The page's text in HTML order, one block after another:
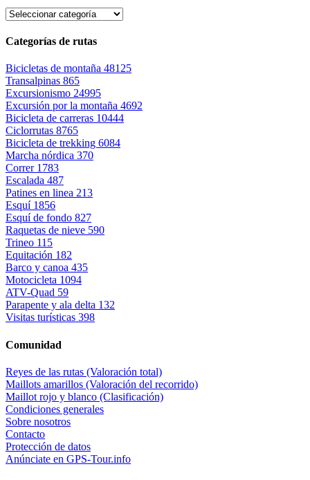
Categorías de rutas
Bicicletas de montaña 48125
Transalpinas 865
Excursionismo 24995
Excursión por la montaña 4692
Bicicleta de carreras 10444
Ciclorrutas 8765
Bicicleta de trekking 6084
Marcha nórdica 370
Correr 1783
Escalada 487
Patines en linea 213
Esquí 1856
Esquí de fondo 827
Raquetas de nieve 590
Trineo 115
Equitación 182
Barco y canoa 435
Motocicleta 1094
ATV-Quad 59
Parapente y ala delta 132
Visitas turísticas 398
Comunidad
Reyes de las rutas (Valoración total)
Maillots amarillos (Valoración del recorrido)
Maillot rojo y blanco (Clasificación)
Condiciones generales
Sobre nosotros
Contacto
Protección de datos
Anúnciate en GPS-Tour.info